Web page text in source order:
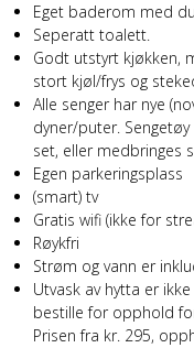
Eget baderom med
Seperatt toalett.
Godt utstyrt kjøkken,
stort kjøl/frys og
Alle senger har nye
dyner/puter.
set, eller medbringes
Egen parkeringsplass
(smart) tv
Gratis wifi (ikke for
Røykfri
Strøm og vann er
Utvask av hytta er
bestille for opphold
Prisen fra kr. 295,